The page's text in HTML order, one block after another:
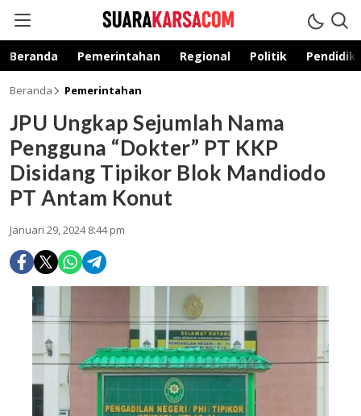
suarakarsa.com
Informasi terpercaya
Beranda Pemerintahan Regional Politik
Beranda Pemerintahan
JPU Ungkap Sejumlah Nama
Pengguna “Dokter” PT KKP
Disidang Tipikor Blok Mandiodo
PT Antam Konut
Januari 29, 2024 8:44 pm